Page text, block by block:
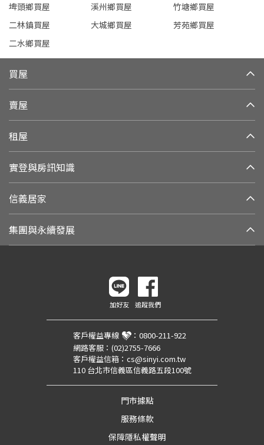
埤頭鄉買屋
溪州鄉買屋
竹塘鄉買屋
二林鎮買屋
大城鄉買屋
芳苑鄉買屋
二水鄉買屋
買屋
賣屋
租屋
實登與房訊知識
信義居家
集團與永續發展
加好友 追蹤我們
客戶權益專線 ： 0800-211-922
網路客服： (02)2755-7666
客戶權益信箱： cs@sinyi.com.tw
110 台北市信義區信義路五段100號
門市據點
服務條款
保障隱私權聲明